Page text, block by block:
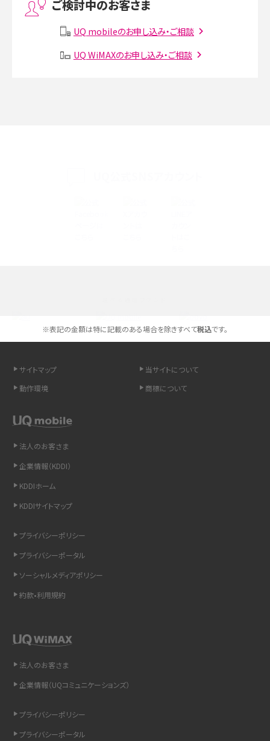
Instagram（インスタグラム）でスクショするとバレる？バレるケースや撮り方も解
SMSとは？料金やできること、注意点や届かない時の対処法を解説
高校生にスマホ制限は必要？所持率やメリット・デメリットを詳しく紹介
スマホのネット通信速度が遅い原因は？すぐできる対処法や見直すポイントを解
説
を解説
LINEの引き継ぎ方法は？対象データや事前準備・条件・注意点などを解説
非通知設定とは？184で電話をかける方法やiPhone・Androidの設定を解説
iCloudの使用容量を減らす9つの方法！使用状況の確認手順も紹介
リプライ機能とは？LINE、X（旧Twitter）、Instagram、TikTokで送る方法を解説
LINEで送信取り消しをする方法は？相手に知られるのか、削除との違いも紹介
「iPhoneを探す」の使い方と設定方法を紹介！ブラウザやアプリから探す方法を
詳しく解説
ご検討中のお客さま
UQ mobileのお申し込み・ご相談
UQ WiMAXのお申し込み・ご相談
※表記の金額は特に記載のある場合を除きすべて税込です。
サイトマップ
当サイトについて
動作環境
商標について
法人のお客さま
企業情報（KDDI）
KDDIホーム
KDDIサイトマップ
プライバシーポリシー
プライバシーポータル
ソーシャルメディアポリシー
約款•利用規約
法人のお客さま
企業情報（UQコミュニケーションズ）
プライバシーポリシー
プライバシーポータル